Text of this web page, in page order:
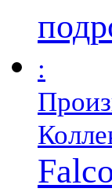
: